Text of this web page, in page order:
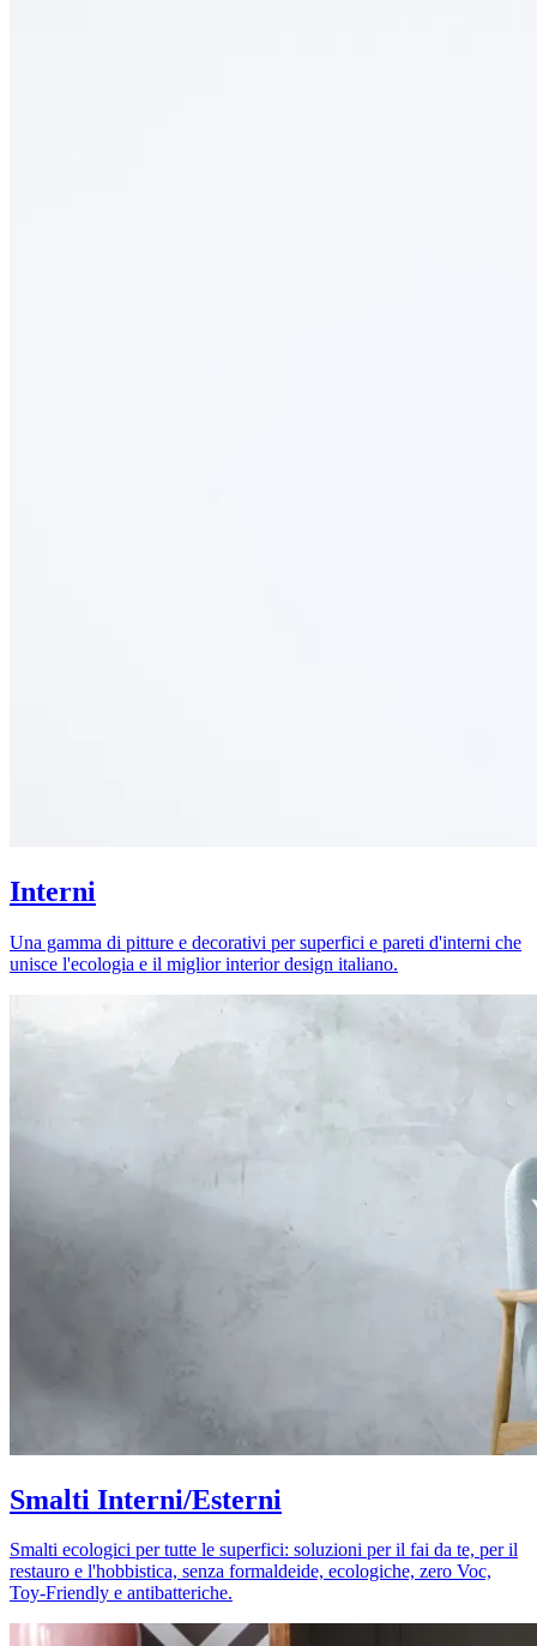
Interni
Una gamma di pitture e decorativi per superfici e pareti d'interni che
unisce l'ecologia e il miglior interior design italiano.
Smalti Interni/Esterni
Smalti ecologici per tutte le superfici: soluzioni per il fai da te, per il
restauro e l'hobbistica, senza formaldeide, ecologiche, zero Voc,
Toy-Friendly e antibatteriche.